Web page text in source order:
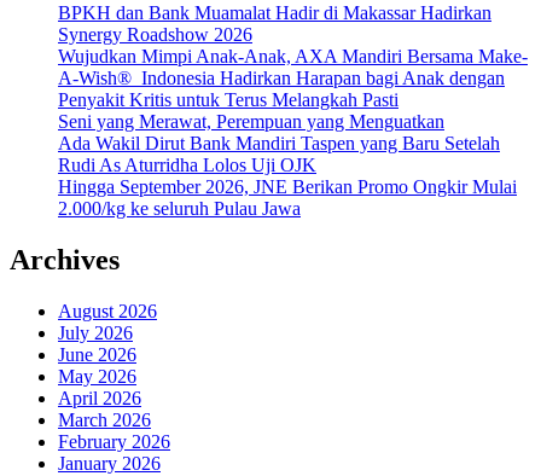
BPKH dan Bank Muamalat Hadir di Makassar Hadirkan
Synergy Roadshow 2026
Wujudkan Mimpi Anak-Anak, AXA Mandiri Bersama Make-
A-Wish® Indonesia Hadirkan Harapan bagi Anak dengan
Penyakit Kritis untuk Terus Melangkah Pasti
Seni yang Merawat, Perempuan yang Menguatkan
Ada Wakil Dirut Bank Mandiri Taspen yang Baru Setelah
Rudi As Aturridha Lolos Uji OJK
Hingga September 2026, JNE Berikan Promo Ongkir Mulai
2.000/kg ke seluruh Pulau Jawa
Archives
August 2026
July 2026
June 2026
May 2026
April 2026
March 2026
February 2026
January 2026